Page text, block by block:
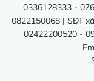
0336128333 -
0822150068 | SĐT
02422200520 -